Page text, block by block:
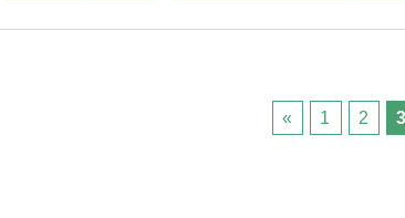
« 1 2 3